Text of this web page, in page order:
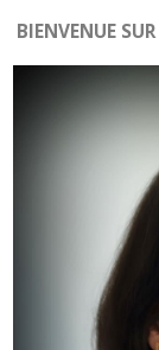
BIENVENUE